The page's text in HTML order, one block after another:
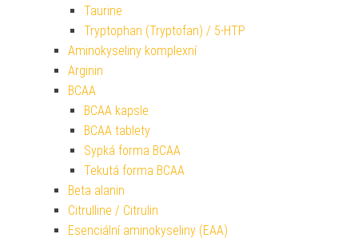
Taurine
Tryptophan (Tryptofan) / 5-HTP
Aminokyseliny komplexní
Arginin
BCAA
BCAA kapsle
BCAA tablety
Sypká forma BCAA
Tekutá forma BCAA
Beta alanin
Citrulline / Citrulin
Esenciální aminokyseliny (EAA)